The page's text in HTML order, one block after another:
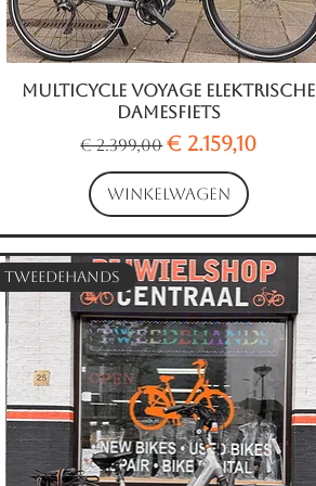
Snel overzicht
Multicycle Voyage Elektrische
Damesfiets
Normale prijs
€ 2.399,00 Verkoopprijs
€ 2.159,10
WINKELWAGEN
Tweedehands